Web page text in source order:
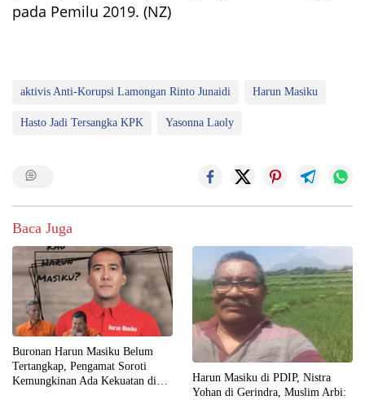
pada Pemilu 2019. (NZ)
aktivis Anti-Korupsi Lamongan Rinto Junaidi Harun Masiku
Hasto Jadi Tersangka KPK Yasonna Laoly
Baca Juga
Buronan Harun Masiku Belum
Tertangkap, Pengamat Soroti
Kemungkinan Ada Kekuatan di
Harun Masiku di PDIP, Nistra
Yohan di Gerindra, Muslim Arbi: